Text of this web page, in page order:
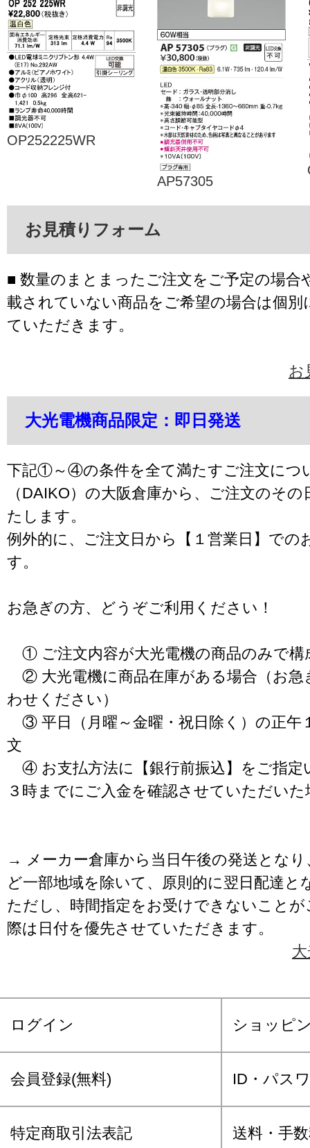
OP252225WR
AP57305
お見積りフォーム
■ 数量のまとまったご注文をご予定の場合
載されていない商品をご希望の場合は個別
ていただきます。
お
大光電機商品限定：即日発送
下記①～④の条件を全て満たすご注文につ
（DAIKO）の大阪倉庫から、ご注文のそ
たします。
例外的に、ご注文日から【１営業日】での
す。
お急ぎの方、どうぞご利用ください！
① ご注文内容が大光電機の商品のみで構
② 大光電機に商品在庫がある場合（お急
わせください）
③ 平日（月曜～金曜・祝日除く）の正午
文
④ お支払方法に【銀行前振込】をご指定
３時までにご入金を確認させていただいた
→ メーカー倉庫から当日午後の発送となり
ど一部地域を除いて、原則的に翌日配達と
ただし、時間指定をお受けできないこと
際は日付を優先させていただきます。
ログイン ショッピ
会員登録(無料) ID・パス
特定商取引法表記 送料・手